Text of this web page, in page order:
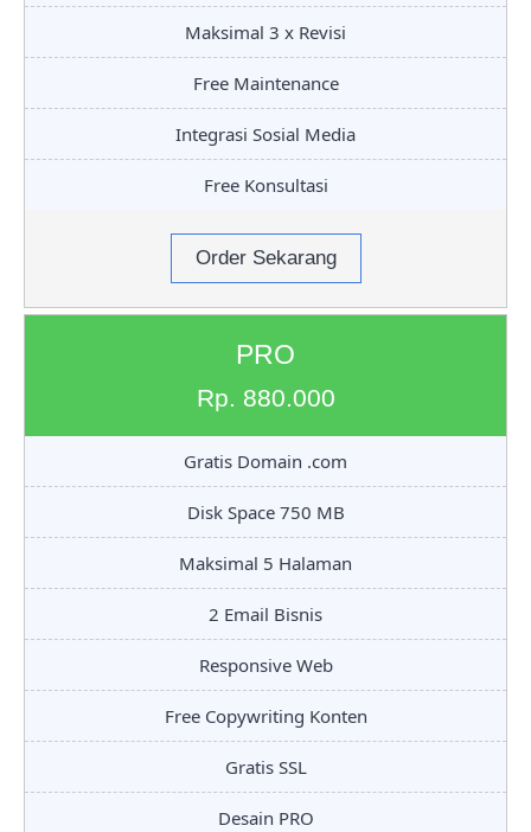
Maksimal 3 x Revisi
Free Maintenance
Integrasi Sosial Media
Free Konsultasi
Order Sekarang
PRO
Rp. 880.000
Gratis Domain .com
Disk Space 750 MB
Maksimal 5 Halaman
2 Email Bisnis
Responsive Web
Free Copywriting Konten
Gratis SSL
Desain PRO